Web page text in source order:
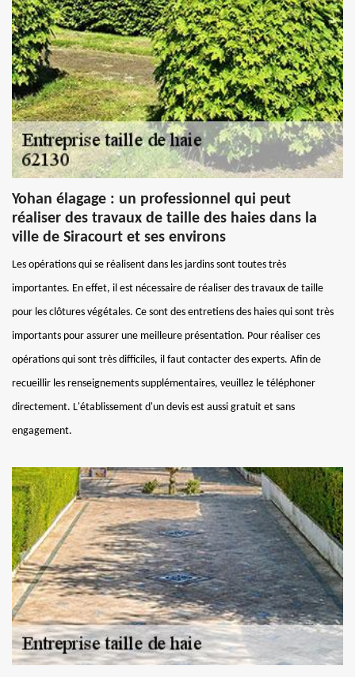
Yohan élagage : un professionnel qui peut
réaliser des travaux de taille des haies dans la
ville de Siracourt et ses environs
Les opérations qui se réalisent dans les jardins sont toutes très
importantes. En effet, il est nécessaire de réaliser des travaux de taille
pour les clôtures végétales. Ce sont des entretiens des haies qui sont très
importants pour assurer une meilleure présentation. Pour réaliser ces
opérations qui sont très difficiles, il faut contacter des experts. Afin de
recueillir les renseignements supplémentaires, veuillez le téléphoner
directement. L'établissement d'un devis est aussi gratuit et sans
engagement.